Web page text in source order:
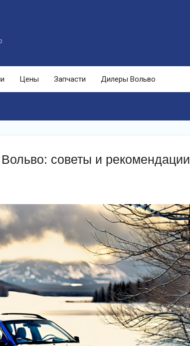
Цены Запчасти Дилеры Вольво
советы и рекомендации